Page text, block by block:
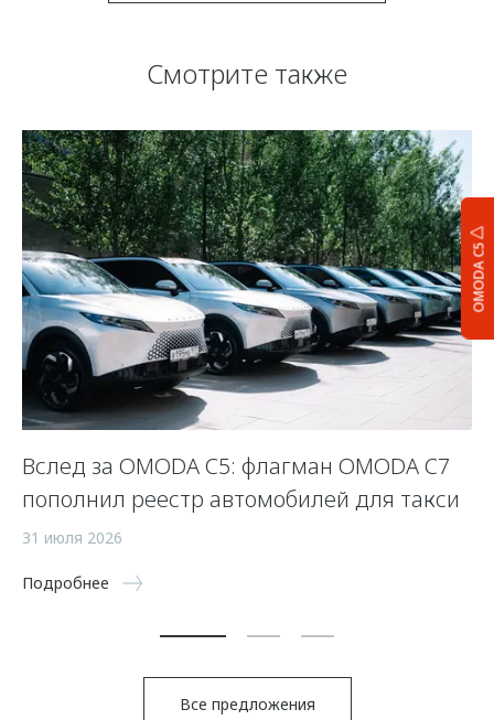
OMODA C5
Смотрите также
Вслед за OMODA C5: флагман OMODA C7
пополнил реестр автомобилей для такси
31 июля 2026
Подробнее
Все предложения